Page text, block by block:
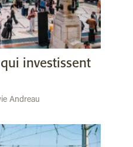
investissent
Andreau